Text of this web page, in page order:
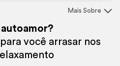
linha de cuidados que chegou para
Mais Sobre
você arrasar nos